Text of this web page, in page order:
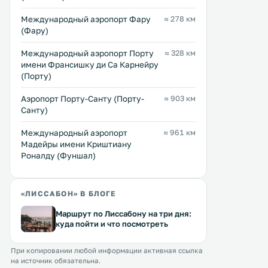
Международный аэропорт Фару
(Фару)
≈ 278 км
Международный аэропорт Порту
имени Франсишку ди Са Карнейру
(Порту)
≈ 328 км
Аэропорт Порту-Санту (Порту-
Санту)
≈ 903 км
Международный аэропорт
Мадейры имени Криштиану
Роналду (Фуншал)
≈ 961 км
«ЛИССАБОН» В БЛОГЕ
Маршрут по Лиссабону на три дня:
куда пойти и что посмотреть
При копировании любой информации активная ссылка
на источник обязательна.